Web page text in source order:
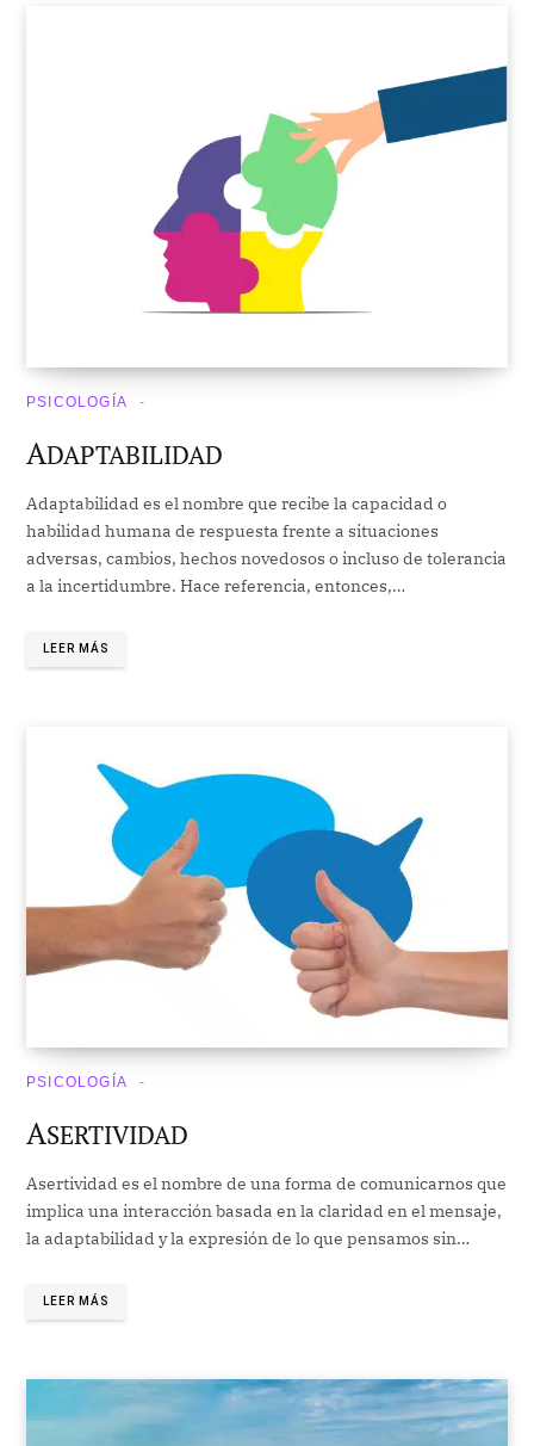
PSICOLOGÍA
ADAPTABILIDAD
Adaptabilidad es el nombre que recibe la capacidad o
habilidad humana de respuesta frente a situaciones
adversas, cambios, hechos novedosos o incluso de tolerancia
a la incertidumbre. Hace referencia, entonces,…
LEER MÁS
PSICOLOGÍA
ASERTIVIDAD
Asertividad es el nombre de una forma de comunicarnos que
implica una interacción basada en la claridad en el mensaje,
la adaptabilidad y la expresión de lo que pensamos sin…
LEER MÁS